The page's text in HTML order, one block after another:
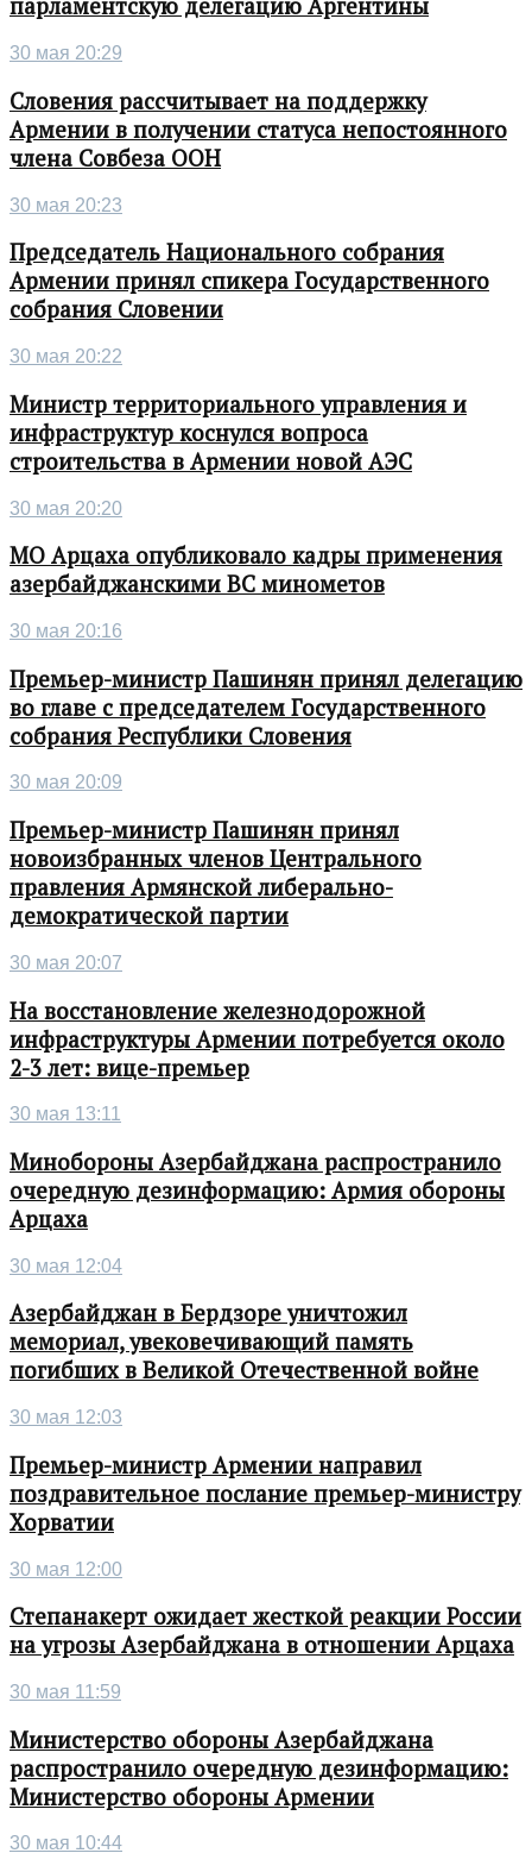
парламентскую делегацию Аргентины
30 мая 20:29
Словения рассчитывает на поддержку
Армении в получении статуса непостоянного
члена Совбеза ООН
30 мая 20:23
Председатель Национального собрания
Армении принял спикера Государственного
собрания Словении
30 мая 20:22
Министр территориального управления и
инфраструктур коснулся вопроса
строительства в Армении новой АЭС
30 мая 20:20
МО Арцаха опубликовало кадры применения
азербайджанскими ВС минометов
30 мая 20:16
Премьер-министр Пашинян принял делегацию
во главе с председателем Государственного
собрания Республики Словения
30 мая 20:09
Премьер-министр Пашинян принял
новоизбранных членов Центрального
правления Армянской либерально-
демократической партии
30 мая 20:07
На восстановление железнодорожной
инфраструктуры Армении потребуется около
2-3 лет: вице-премьер
30 мая 13:11
Минобороны Азербайджана распространило
очередную дезинформацию: Армия обороны
Арцаха
30 мая 12:04
Азербайджан в Бердзоре уничтожил
мемориал, увековечивающий память
погибших в Великой Отечественной войне
30 мая 12:03
Премьер-министр Армении направил
поздравительное послание премьер-министру
Хорватии
30 мая 12:00
Степанакерт ожидает жесткой реакции России
на угрозы Азербайджана в отношении Арцаха
30 мая 11:59
Министерство обороны Азербайджана
распространило очередную дезинформацию:
Министерство обороны Армении
30 мая 10:44